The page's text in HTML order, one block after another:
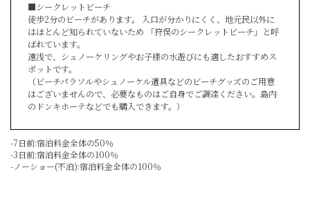
■シークレットビーチ
徒歩2分のビーチがあります。 入口が分かりにくく、地元民以外に
はほとんど知られていないため 「狩俣のシークレットビーチ」と呼
ばれています。
遠浅で、シュノーケリングやお子様の水遊びにも適したおすすめス
ポットです。
（ビーチパラソルやシュノーケル道具などのビーチグッズのご用意
はございませんので、必要なものはご自身でご調達ください。島内
のドンキホーテなどでも購入できます。）
-7日前:宿泊料金全体の50％
-3日前:宿泊料金全体の100％
-ノーショー(不泊):宿泊料金全体の100％